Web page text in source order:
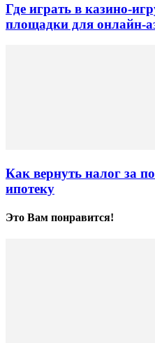
Где играть в казино-
площадки для онлайн-
Как вернуть налог за
ипотеку
Это Вам понравится!